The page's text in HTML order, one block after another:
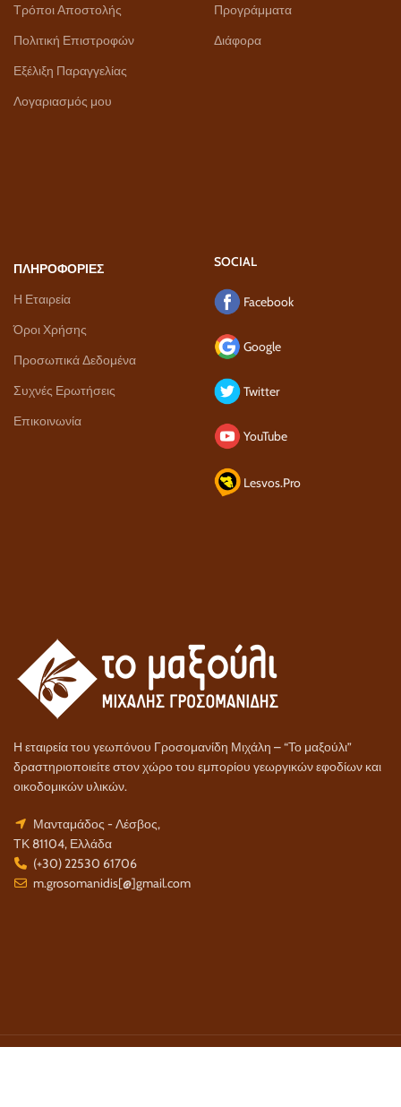
Τρόποι Αποστολής
Πολιτική Επιστροφών
Εξέλιξη Παραγγελίας
Λογαριασμός μου
Προγράμματα
Διάφορα
ΠΛΗΡΟΦΟΡΙΕΣ
Η Εταιρεία
Όροι Χρήσης
Προσωπικά Δεδομένα
Συχνές Ερωτήσεις
Επικοινωνία
SOCIAL
Facebook
Google
Twitter
YouTube
Lesvos.Pro
Η εταιρεία του γεωπόνου Γροσομανίδη Μιχάλη – “Το μαξούλι”
δραστηριοποιείτε στον χώρο του εμπορίου γεωργικών εφοδίων και
οικοδομικών υλικών.
Μανταμάδος - Λέσβος,
ΤΚ 81104, Ελλάδα
(+30) 22530 61706
m.grosomanidis[@]gmail.com